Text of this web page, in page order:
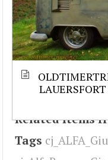
Related Items
Tags